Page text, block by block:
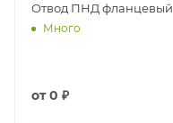
Отвод ПНД фланцевый
Много
от0 ₽